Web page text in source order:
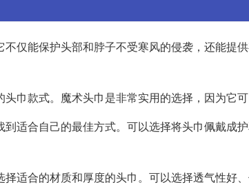
仅能保护头部和脖子不受寒风的侵袭，还能提
巾款式。魔术头巾是非常实用的选择，因为它
适合自己的最佳方式。可以选择将头巾佩戴成
适合的材质和厚度的头巾。可以选择透气性好